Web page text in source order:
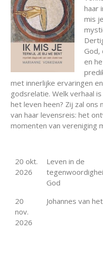
haar
mis
God,
en
met innerlijke ervaringen
godsrelatie. Welk verhaal
het leven heen? Zij zal ons
van haar levensreis: het
momenten van vereniging
20 okt.
2026
Leven in de
God
20
nov.
2026
Johannes van